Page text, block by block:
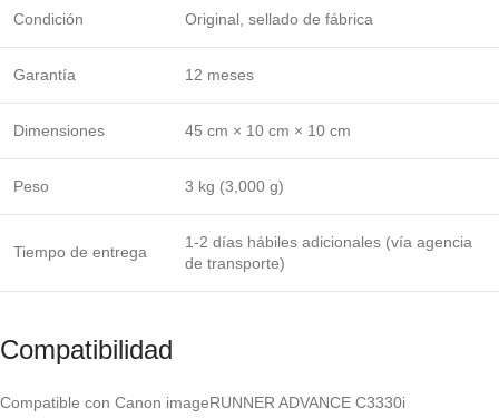
Condición Original, sellado de fábrica
Garantía 12 meses
Dimensiones 45 cm × 10 cm × 10 cm
Peso 3 kg (3,000 g)
Tiempo de entrega
1-2 días hábiles adicionales (vía agencia
de transporte)
Compatibilidad
Compatible con Canon imageRUNNER ADVANCE C3330i